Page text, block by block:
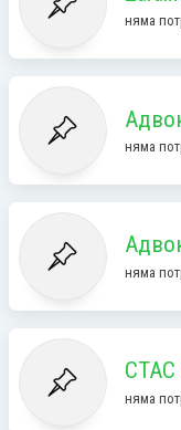
няма
няма
няма
няма